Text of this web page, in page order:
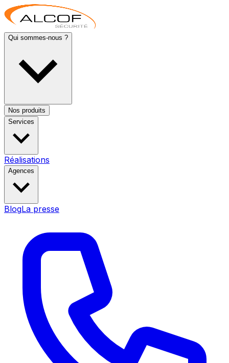
Qui sommes-nous ?
Nos produits
Services
Réalisations
Agences
BlogLa presse